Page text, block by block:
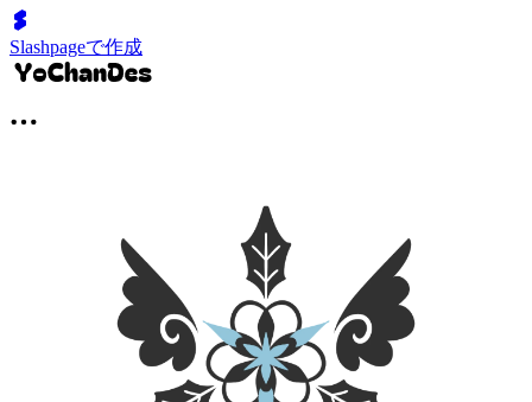
Slashpageで作成